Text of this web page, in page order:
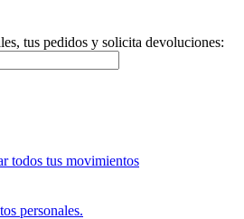
tus pedidos y solicita devoluciones:
todos tus movimientos
personales.